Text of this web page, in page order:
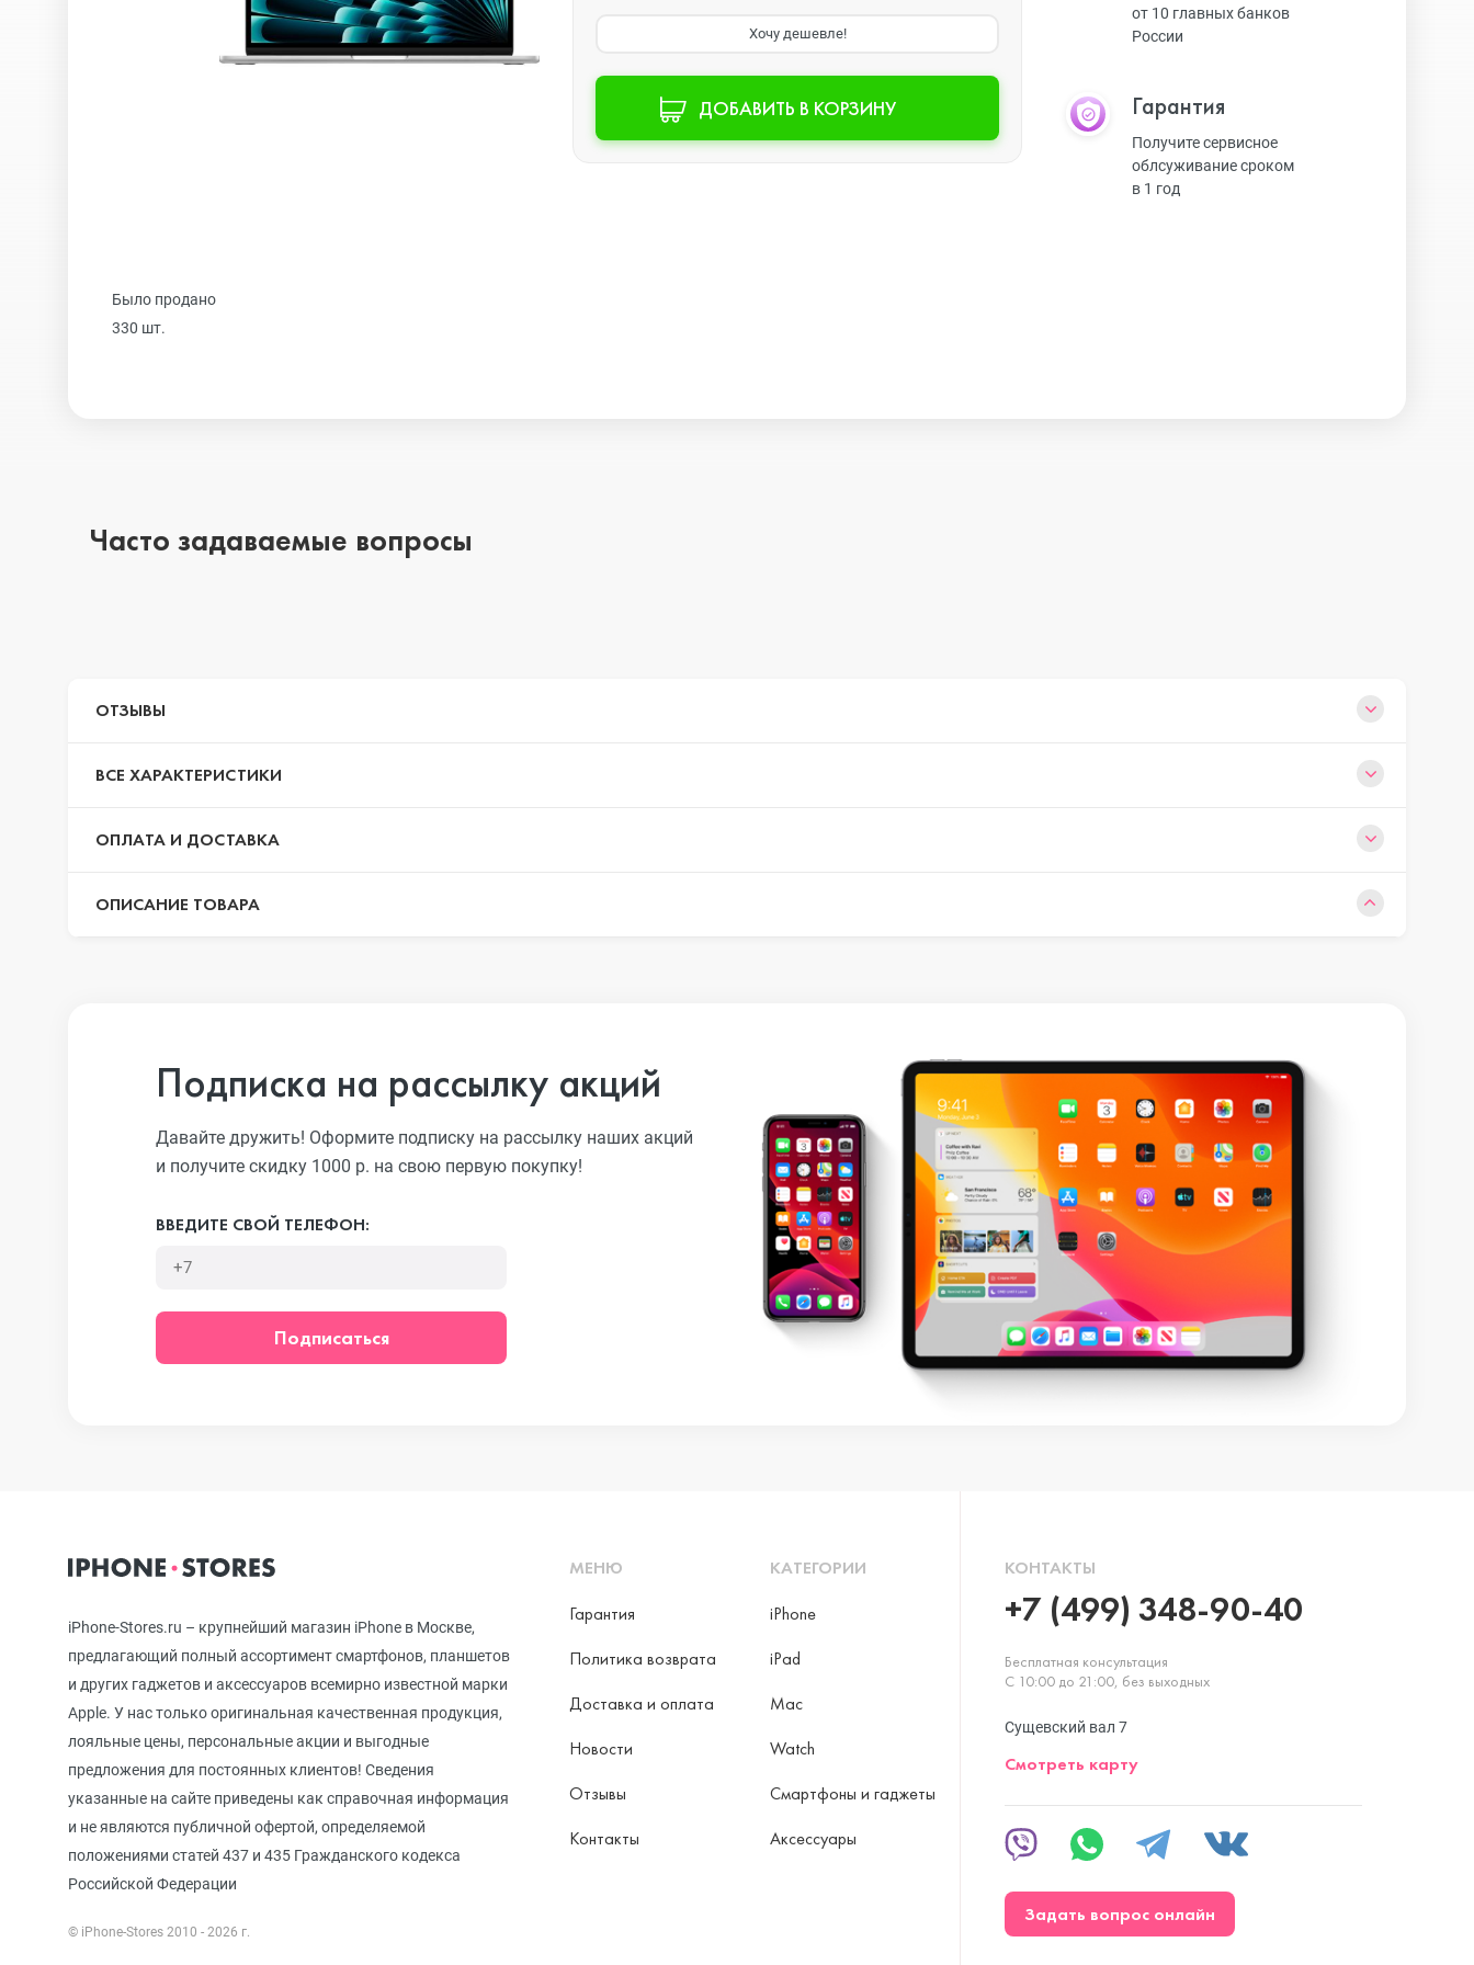
iPhone 16 Plus
iPhone 15 Pro
iPhone 13 Pro Max
iPhone 13
iPhone 13 mini
iPhone 12 Pro Max
iPhone 11 Pro Max
iPhone 11 Pro
iPhone 11
iPhone XS Max
Watch SE 2
Watch SE
Хочу дешевле!
ДОБАВИТЬ В КОРЗИНУ
Было продано
330 шт.
от 10 главных банков
России
Гарантия
Получите сервисное
облсуживание сроком
в 1 год
Часто задаваемые вопросы
ОТЗЫВЫ
ВСЕ ХАРАКТЕРИСТИКИ
ОПЛАТА И ДОСТАВКА
ОПИСАНИЕ ТОВАРА
Подписка на рассылку акций
Давайте дружить! Оформите подписку на рассылку наших акций
и получите скидку 1000 р. на свою первую покупку!
ВВЕДИТЕ СВОЙ ТЕЛЕФОН:
Подписаться
iPhone-Stores.ru – крупнейший магазин iPhone в Москве,
предлагающий полный ассортимент смартфонов, планшетов
и других гаджетов и аксессуаров всемирно известной марки
Apple. У нас только оригинальная качественная продукция,
лояльные цены, персональные акции и выгодные
предложения для постоянных клиентов! Сведения
указанные на сайте приведены как справочная информация
и не являются публичной офертой, определяемой
положениями статей 437 и 435 Гражданского кодекса
Российской Федерации
© iPhone-Stores 2010 - 2026 г.
МЕНЮ
Гарантия
Политика возврата
Доставка и оплата
Новости
Отзывы
Контакты
КАТЕГОРИИ
iPhone
iPad
Mac
Watch
Смартфоны и гаджеты
Аксессуары
КОНТАКТЫ
+7 (499) 348-90-40
Бесплатная консультация
С 10:00 до 21:00, без выходных
Сущевский вал 7
Смотреть карту
Задать вопрос онлайн